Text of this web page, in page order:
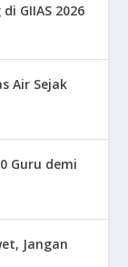
GIIAS 2026
Air Sejak
Guru demi
Jangan